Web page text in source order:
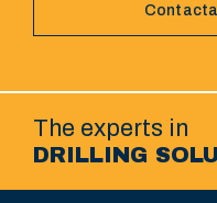
The experts in
DRILLING